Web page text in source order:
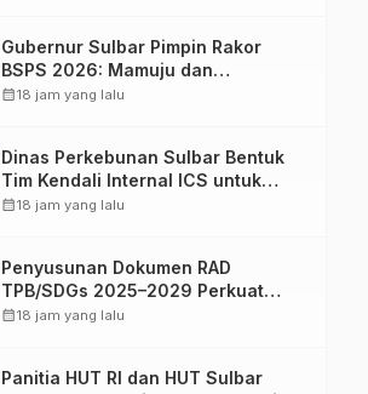
Gubernur Sulbar Pimpin Rakor
BSPS 2026: Mamuju dan
Pasangkayu Masih Nol Realisasi
calendar_month18 jam yang lalu
Dinas Perkebunan Sulbar Bentuk
Tim Kendali Internal ICS untuk
Dukung Sertifikasi ISPO Pekebun di
calendar_month18 jam yang lalu
Penyusunan Dokumen RAD
TPB/SDGs 2025–2029 Perkuat
Arah Pembangunan Berkelanjutan
calendar_month18 jam yang lalu
Panitia HUT RI dan HUT Sulbar